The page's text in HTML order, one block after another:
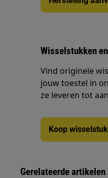
Wisselstukken
Vind originele
jouw toestel in
ze leveren tot
Koop
Gerelateerde artikelen